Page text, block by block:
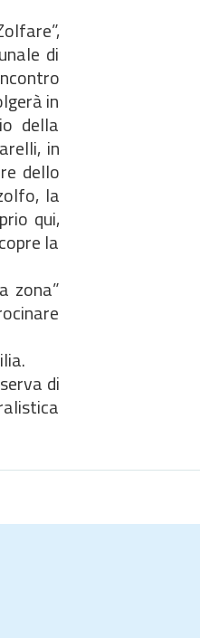
di
in
della
in
dello
la
qui,
la
zona”
di